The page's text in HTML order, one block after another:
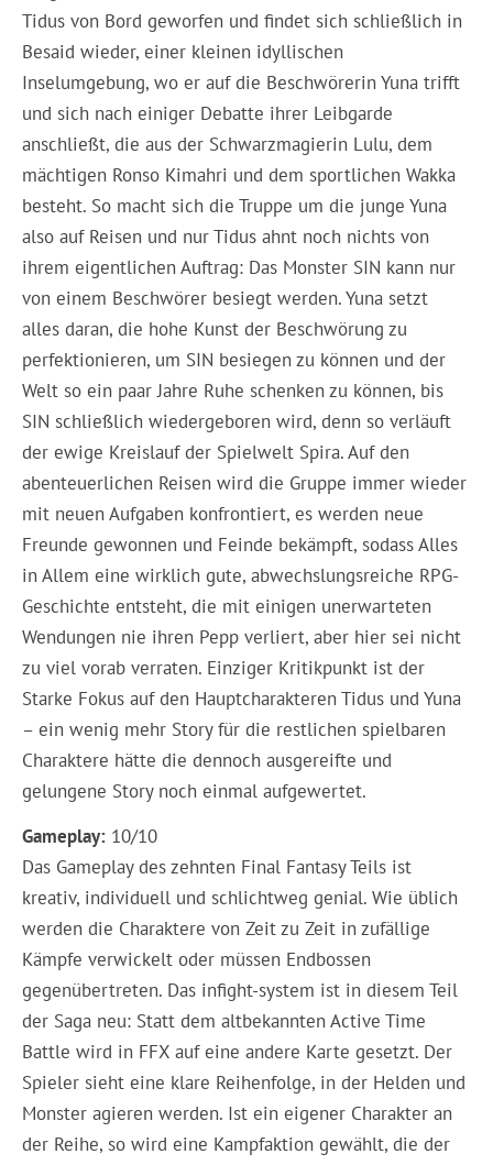
Tidus von Bord geworfen und findet sich schließlich in
Besaid wieder, einer kleinen idyllischen
Inselumgebung, wo er auf die Beschwörerin Yuna trifft
und sich nach einiger Debatte ihrer Leibgarde
anschließt, die aus der Schwarzmagierin Lulu, dem
mächtigen Ronso Kimahri und dem sportlichen Wakka
besteht. So macht sich die Truppe um die junge Yuna
also auf Reisen und nur Tidus ahnt noch nichts von
ihrem eigentlichen Auftrag: Das Monster SIN kann nur
von einem Beschwörer besiegt werden. Yuna setzt
alles daran, die hohe Kunst der Beschwörung zu
perfektionieren, um SIN besiegen zu können und der
Welt so ein paar Jahre Ruhe schenken zu können, bis
SIN schließlich wiedergeboren wird, denn so verläuft
der ewige Kreislauf der Spielwelt Spira. Auf den
abenteuerlichen Reisen wird die Gruppe immer wieder
mit neuen Aufgaben konfrontiert, es werden neue
Freunde gewonnen und Feinde bekämpft, sodass Alles
in Allem eine wirklich gute, abwechslungsreiche RPG-
Geschichte entsteht, die mit einigen unerwarteten
Wendungen nie ihren Pepp verliert, aber hier sei nicht
zu viel vorab verraten. Einziger Kritikpunkt ist der
Starke Fokus auf den Hauptcharakteren Tidus und Yuna
– ein wenig mehr Story für die restlichen spielbaren
Charaktere hätte die dennoch ausgereifte und
gelungene Story noch einmal aufgewertet.
Gameplay: 10/10
Das Gameplay des zehnten Final Fantasy Teils ist
kreativ, individuell und schlichtweg genial. Wie üblich
werden die Charaktere von Zeit zu Zeit in zufällige
Kämpfe verwickelt oder müssen Endbossen
gegenübertreten. Das infight-system ist in diesem Teil
der Saga neu: Statt dem altbekannten Active Time
Battle wird in FFX auf eine andere Karte gesetzt. Der
Spieler sieht eine klare Reihenfolge, in der Helden und
Monster agieren werden. Ist ein eigener Charakter an
der Reihe, so wird eine Kampfaktion gewählt, die der